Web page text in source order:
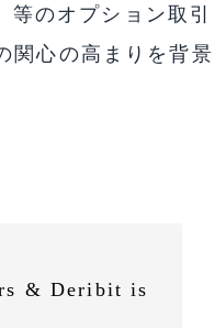
のオプション取引
関心の高まりを背景
& Deribit is